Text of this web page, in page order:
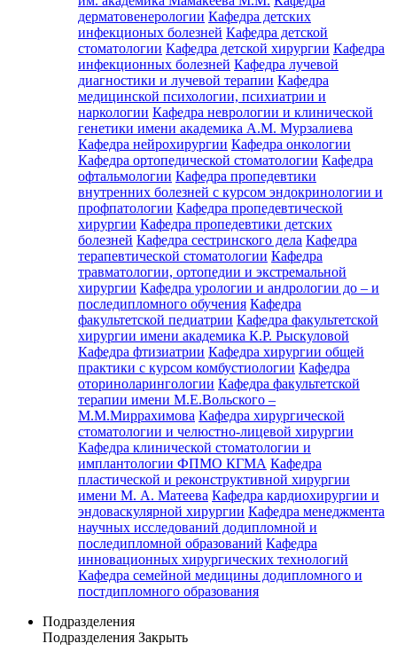
дерматовенерологии Кафедра детских
инфекционых болезней Кафедра детской
стоматологии Кафедра детской хирургии Кафедра
инфекционных болезней Кафедра лучевой
диагностики и лучевой терапии Кафедра
медицинской психологии, психиатрии и
наркологии Кафедра неврологии и клинической
генетики имени академика А.М. Мурзалиева
Кафедра нейрохирургии Кафедра онкологии
Кафедра ортопедической стоматологии Кафедра
офтальмологии Кафедра пропедевтики
внутренних болезней с курсом эндокринологии и
профпатологии Кафедра пропедевтической
хирургии Кафедра пропедевтики детских
болезней Кафедра сестринского дела Кафедра
терапевтической стоматологии Кафедра
травматологии, ортопедии и экстремальной
хирургии Кафедра урологии и андрологии до – и
последипломного обучения Кафедра
факультетской педиатрии Кафедра факультетской
хирургии имени академика К.Р. Рыскуловой
Кафедра фтизиатрии Кафедра хирургии общей
практики с курсом комбустиологии Кафедра
оториноларингологии Кафедра факультетской
терапии имени М.Е.Вольского –
М.М.Миррахимова Кафедра хирургической
стоматологии и челюстно-лицевой хирургии
Кафедра клинической стоматологии и
имплантологии ФПМО КГМА Кафедра
пластической и реконструктивной хирургии
имени М. А. Матеева Кафедра кардиохирургии и
эндоваскулярной хирургии Кафедра менеджмента
научных исследований додипломной и
последипломной образований Кафедра
инновационных хирургических технологий
Кафедра семейной медицины додипломного и
постдипломного образования
Подразделения
Подразделения Закрыть